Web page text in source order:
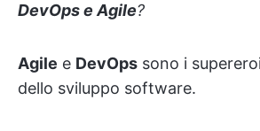
DevOps e Agile?
Agile e DevOps sono i
dello sviluppo software.